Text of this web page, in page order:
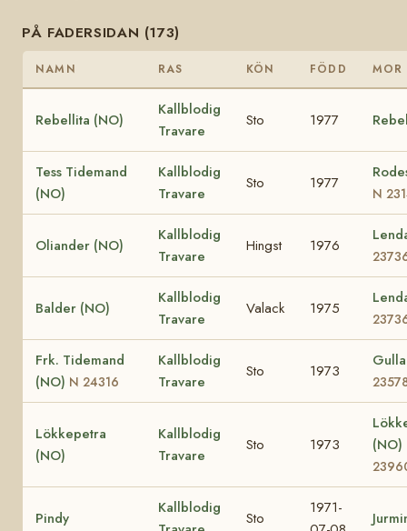
PÅ FADERSIDAN (173)
NAMN RAS KÖN FÖDD MOR
Rebellita (NO)
Kallblodig
Travare
Sto 1977
Tess Tidemand
(NO)
Kallblodig
Travare
Sto 1977
N
Oliander (NO)
Kallblodig
Travare
Hingst 1976
Balder (NO)
Kallblodig
Travare
Valack 1975
Frk. Tidemand
(NO) N 24316
Kallblodig
Travare
Sto 1973
Lökkepetra
(NO)
Kallblodig
Travare
Sto 1973
(NO)
Pindy
Kallblodig
Sto
1971-